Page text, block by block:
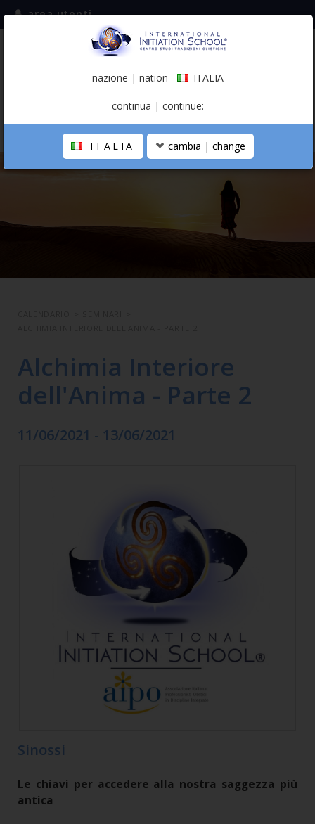
iscriviti alla mailing list
(italiano)
area utenti
LA SCUOLA
Alchimia Interiore
dell'Anima - Parte 2
11/06/2021 - 13/06/2021
Sinossi
Le chiavi per accedere alla nostra saggezza più
antica
nazione | nation ITALIA
continua | continue:
ITALIA cambia | change